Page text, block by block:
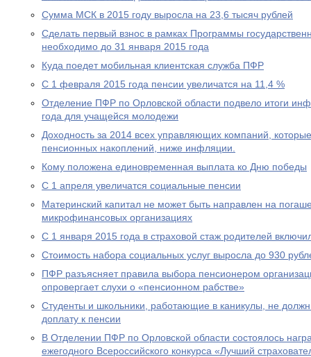
Сумма МСК в 2015 году выросла на 23,6 тысяч рублей
Сделать первый взнос в рамках Программы
необходимо до 31 января 2015 года
Куда поедет мобильная клиентская служба ПФР
С 1 февраля 2015 года пенсии увеличатся на 11,4 %
Отделение ПФР по Орловской области подвело итоги
года для учащейся молодежи
Доходность за 2014 всех управляющих компаний,
пенсионных накоплений, ниже инфляции.
Кому положена единовременная выплата ко Дню победы
С 1 апреля увеличатся социальные пенсии
Материнский капитал не может быть направлен на
микрофинансовых организациях
С 1 января 2015 года в страховой стаж родителей
Стоимость набора социальных услуг выросла до 930
ПФР разъясняет правила выбора пенсионером
опровергает слухи о «пенсионном рабстве»
Студенты и школьники, работающие в каникулы, не
доплату к пенсии
В Отделении ПФР по Орловской области состоялось
ежегодного Всероссийского конкурса «Лучший